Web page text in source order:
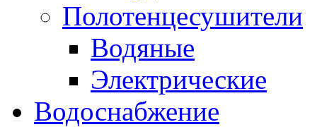
Полотенцесушители
Водяные
Электрические
Водоснабжение